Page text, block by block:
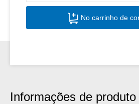
No carrinho de
Informações de produto